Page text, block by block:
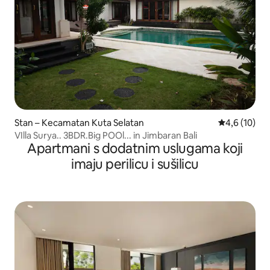
Stan – Kecamatan Kuta Selatan Prosječna
4,6 (10)
VIlla Surya.. 3BDR.Big POOl... in Jimbaran Bali
Apartmani s dodatnim uslugama koji
imaju perilicu i sušilicu